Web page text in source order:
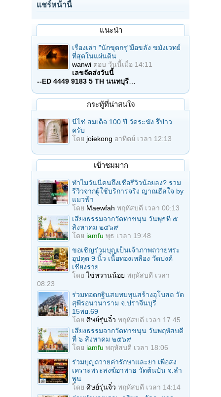
แชร์หน้านี้
แนะนำ
เรื่องเล่า "นักขุดกรุ"มือขลัง ขมังเวทย์
ที่สุดในแผ่นดิน
wanwi ตอบ วันนี้เมื่อ 14:11
เลขจัดส่งวันนี้
--ED 4449 9183 5 TH นนทบุรี…
กระทู้ที่น่าสนใจ
นี่ไช่ สมเด็จ 100 ปี วัดระฆัง รึป่าว
ครับ
โดย joiekong อาทิตย์ เวลา 12:13
เข้าชมมาก
ทำไมวันนี้คนถึงเชื่อรีวิวน้อยลง? รวม
รีวิวจากผู้ใช้บริการจริง ญาณฮีลใจ by
แมวฟ้า
โดย Maewfah พฤหัสบดี เวลา 00:13
เสียงธรรมจากวัดท่าขนุน วันพุธที่ ๕
สิงหาคม ๒๕๖๙
โดย iamfu พุธ เวลา 19:48
ขอเชิญร่วมบุญเป็นเจ้าภาพถวายพระ
อุปคุต 9 นิ้ว เนื้อทองเหลือง วัดปงค์
เชียงราย
โดยไข่หวานน้อย พฤหัสบดี เวลา
08:23
ร่วมทอดกฐินสมทบทุนสร้างอุโบสถ วัด
สุพีรอนวนาราม จ.ปราจีนบุรี
15พย.69
โดย ศิษย์รุ่นจิ๋ว พฤหัสบดี เวลา 17:45
เสียงธรรมจากวัดท่าขนุน วันพฤหัสบดี
ที่ ๖ สิงหาคม ๒๕๖๙
โดย iamfu พฤหัสบดี เวลา 18:06
ร่วมบุญถวายค่ารักษาและยา เพื่อสง
เคราะพระสงฆ์อาพาธ วัดต้นปัน จ.ลํา
พูน
โดย ศิษย์รุ่นจิ๋ว พฤหัสบดี เวลา 14:14